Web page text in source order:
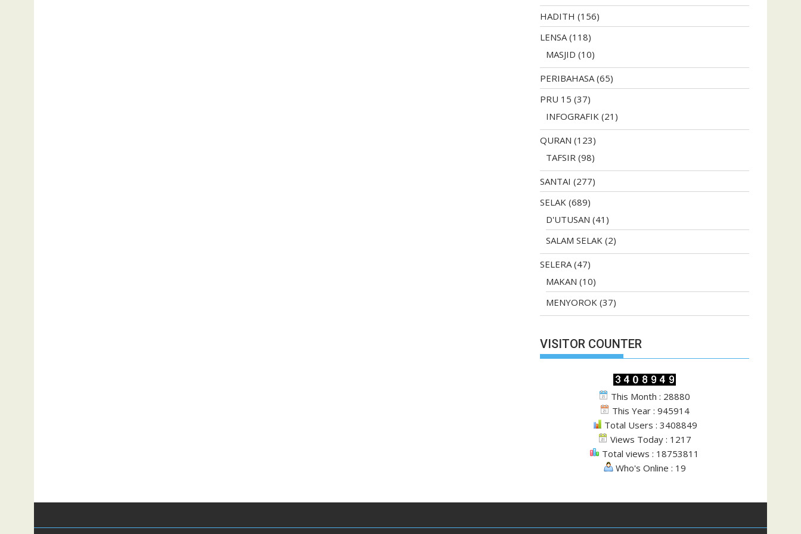
HADITH (156)
LENSA(118)
MASJID (10)
PERIBAHASA(65)
PRU 15 (37)
INFOGRAFIK (21)
QURAN (123)
TAFSIR (98)
SANTAI (277)
SELAK (689)
D'UTUSAN (41)
SALAM SELAK (2)
SELERA(47)
MAKAN (10)
MENYOROK (37)
VISITOR COUNTER
This Month : 28880
This Year : 945914
Total Users : 3408849
Views Today : 1217
Total views : 18753811
Who's Online : 19